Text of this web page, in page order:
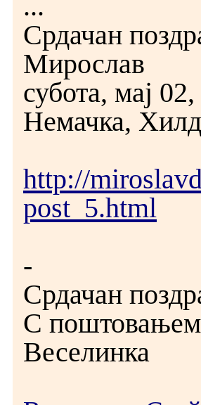
Срдачан
Мирослав
субота, мај
Немачка,
http://
post_5.html
-
Срдачан
С
Веселинка